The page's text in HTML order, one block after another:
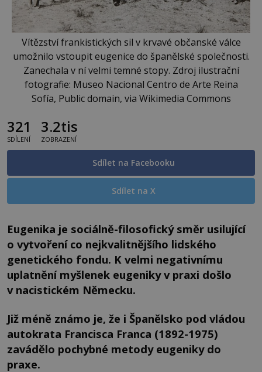
Vítězství frankistických sil v krvavé občanské válce
umožnilo vstoupit eugenice do španělské společnosti.
Zanechala v ní velmi temné stopy. Zdroj ilustrační
fotografie: Museo Nacional Centro de Arte Reina
Sofía, Public domain, via Wikimedia Commons
321
SDÍLENÍ
3.2tis
ZOBRAZENÍ
Sdílet na Facebooku
Sdílet na X
Eugenika je sociálně-filosofický směr usilující
o vytvoření co nejkvalitnějšího lidského
genetického fondu. K velmi negativnímu
uplatnění myšlenek eugeniky v praxi došlo
v nacistickém Německu.
Již méně známo je, že i Španělsko pod vládou
autokrata Francisca Franca (1892-1975)
zavádělo pochybné metody eugeniky do
praxe.